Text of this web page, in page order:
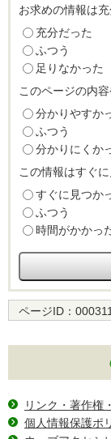
お求めの情報は
充分だった
ふつう
足りなかった
このページの内
分かりやすか
ふつう
分かりにくか
この情報はすぐ
すぐに見つか
ふつう
時間がかかっ
ページID：
リンク・著作権
個人情報保護ポ